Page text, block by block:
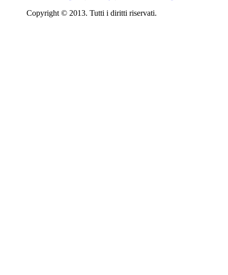
Copyright © 2013. Tutti i diritti riservati.